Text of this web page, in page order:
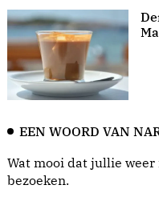
EEN WOORD VAN
Wat mooi dat jullie
bezoeken.